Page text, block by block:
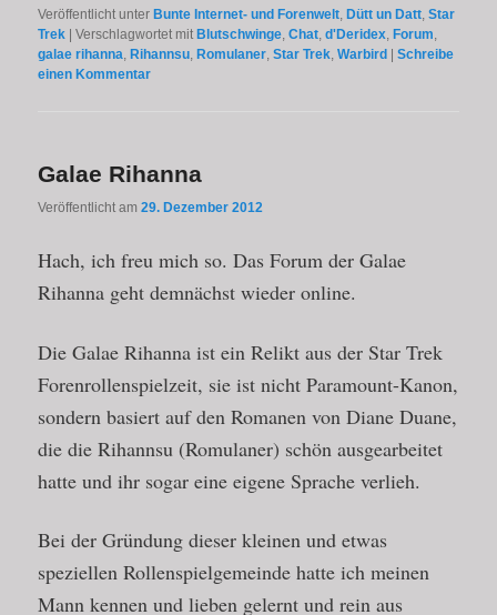
Veröffentlicht unter Bunte Internet- und Forenwelt,Dütt un Datt,Star
Trek |Verschlagwortet mit Blutschwinge,Chat,d'Deridex,Forum,
galae rihanna,Rihannsu,Romulaner,Star Trek,Warbird |Schreibe
einen Kommentar
Galae Rihanna
Veröffentlicht am29. Dezember 2012
Hach, ich freu mich so. Das Forum der Galae
Rihanna geht demnächst wieder online.
Die Galae Rihanna ist ein Relikt aus der Star Trek
Forenrollenspielzeit, sie ist nicht Paramount-Kanon,
sondern basiert auf den Romanen von Diane Duane,
die die Rihannsu (Romulaner) schön ausgearbeitet
hatte und ihr sogar eine eigene Sprache verlieh.
Bei der Gründung dieser kleinen und etwas
speziellen Rollenspielgemeinde hatte ich meinen
Mann kennen und lieben gelernt und rein aus